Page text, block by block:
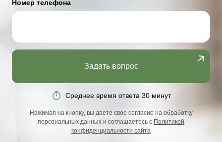
Номер телефона
Задать вопрос
Среднее время ответа 30 минут
Нажимая на кнопку, вы даете свое согласие на обработку
персональных данных и соглашаетесь с Политикой
конфиденциальности сайта